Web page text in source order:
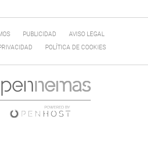
PUBLICIDAD
AVISO LEGAL
POLÍTICA DE COOKIES